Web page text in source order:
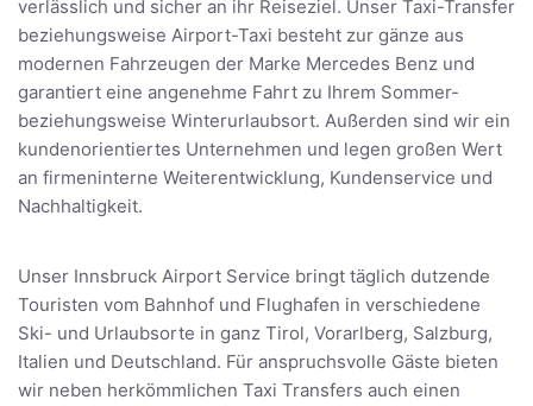
verlässlich und sicher an ihr Reiseziel. Unser Taxi-Transfer
beziehungsweise Airport-Taxi besteht zur gänze aus
modernen Fahrzeugen der Marke Mercedes Benz und
garantiert eine angenehme Fahrt zu Ihrem Sommer-
beziehungsweise Winterurlaubsort. Außerden sind wir ein
kundenorientiertes Unternehmen und legen großen Wert
an firmeninterne Weiterentwicklung, Kundenservice und
Nachhaltigkeit.
Unser Innsbruck Airport Service bringt täglich dutzende
Touristen vom Bahnhof und Flughafen in verschiedene
Ski- und Urlaubsorte in ganz Tirol, Vorarlberg, Salzburg,
Italien und Deutschland. Für anspruchsvolle Gäste bieten
wir neben herkömmlichen Taxi Transfers auch einen